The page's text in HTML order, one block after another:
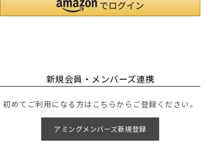
新規会員・メンバーズ連携
初めてご利用になる方はこちらからご登録ください。
アミングメンバーズ新規登録